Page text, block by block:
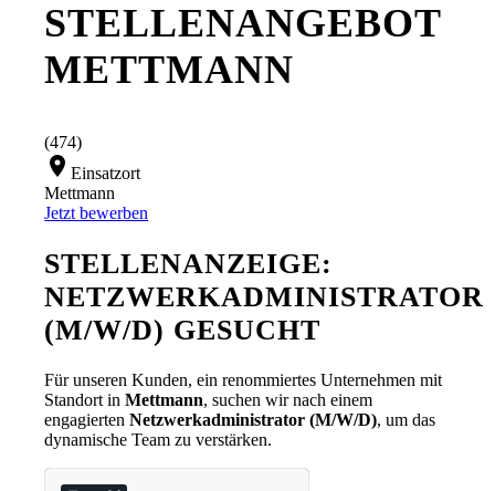
STELLENANGEBOT
METTMANN
(474)
location_onEinsatzort
Mettmann
Jetzt bewerben
STELLENANZEIGE:
NETZWERKADMINISTRATOR
(M/W/D) GESUCHT
Für unseren Kunden, ein renommiertes Unternehmen mit
Standort inMettmann, suchen wir nach einem
engagiertenNetzwerkadministrator (M/W/D), um das
dynamische Team zu verstärken.